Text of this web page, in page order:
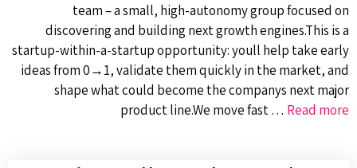
team – a small, high-autonomy group focused on
discovering and building next growth engines.This is a
startup-within-a-startup opportunity: youll help take early
ideas from 0→1, validate them quickly in the market, and
shape what could become the companys next major
product line.We move fast … Read more